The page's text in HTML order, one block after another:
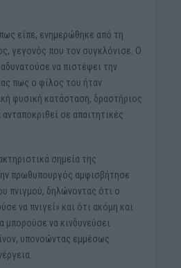
είπε, ενημερώθηκε από τη
γεγονός που τον συγκλόνισε. Ο
να πιστέψει την
πως ο φίλος του ήταν
φυσική κατάσταση, δραστήριος
σε απαιτητικές
σημεία της
πρωθυπουργός αμφισβήτησε
πνιγμού, δηλώνοντας ότι ο
να πνιγεί» και ότι ακόμη και
να κινδυνεύσει
υπονοώντας εμμέσως